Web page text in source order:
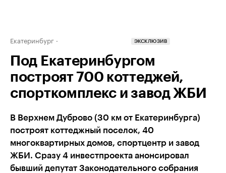
Екатеринбург ЭКСКЛЮЗИВ
Под Екатеринбургом
построят 700 коттеджей,
спорткомплекс и завод ЖБИ
В Верхнем Дуброво (30 км от Екатеринбурга)
построят коттеджный поселок, 40
многоквартирных домов, спортцентр и завод
ЖБИ. Сразу 4 инвестпроекта анонсировал
бывший депутат Законодательного собрания